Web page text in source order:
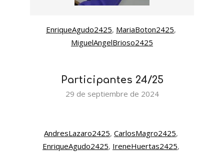
EnriqueAgudo2425, MariaBoton2425
MiguelAngelBrioso2425
Participantes 24/25
29 de septiembre de 2024
AndresLazaro2425, CarlosMagro2425
EnriqueAgudo2425, IreneHuertas2425